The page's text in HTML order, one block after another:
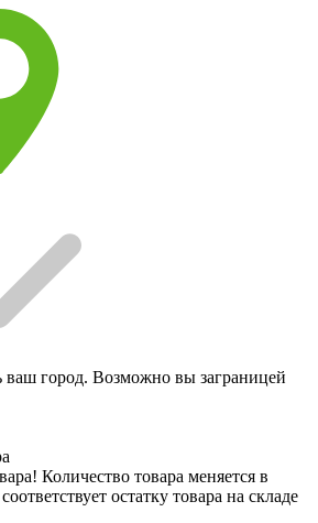
ваш город. Возможно вы заграницей
Количество товара меняется в
остатку товара на складе